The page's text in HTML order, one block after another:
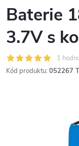
Baterie
3.7V s
1
Kód produktu: 052267